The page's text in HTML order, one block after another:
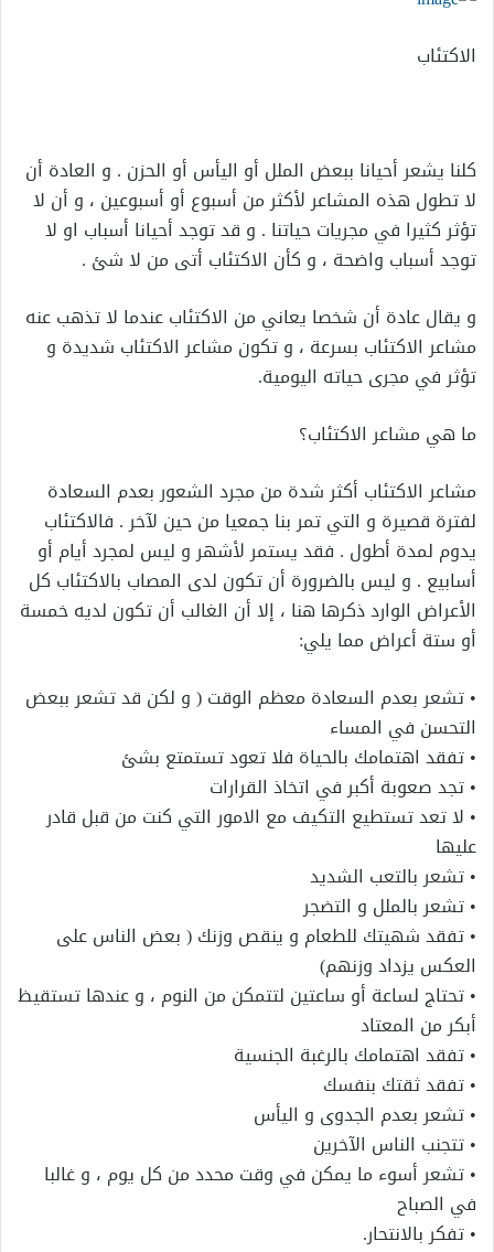
الاكتئاب
كلنا يشعر أحيانا ببعض الملل أو اليأس أو الحزن . و العادة أن
لا تطول هذه المشاعر لأكثر من أسبوع أو أسبوعين ، و أن لا
تؤثر كثيرا في مجريات حياتنا . و قد توجد أحيانا أسباب او لا
توجد أسباب واضحة ، و كأن الاكتئاب أتى من لا شئ .
و يقال عادة أن شخصا يعاني من الاكتئاب عندما لا تذهب عنه
مشاعر الاكتئاب بسرعة ، و تكون مشاعر الاكتئاب شديدة و
تؤثر في مجرى حياته اليومية.
ما هي مشاعر الاكتئاب؟
مشاعر الاكتئاب أكثر شدة من مجرد الشعور بعدم السعادة
لفترة قصيرة و التي تمر بنا جمعيا من حين لآخر . فالاكتئاب
يدوم لمدة أطول . فقد يستمر لأشهر و ليس لمجرد أيام أو
أسابيع . و ليس بالضرورة أن تكون لدى المصاب بالاكتئاب كل
الأعراض الوارد ذكرها هنا ، إلا أن الغالب أن تكون لديه خمسة
أو ستة أعراض مما يلي:
• تشعر بعدم السعادة معظم الوقت ( و لكن قد تشعر ببعض
التحسن في المساء
• تفقد اهتمامك بالحياة فلا تعود تستمتع بشئ
• تجد صعوبة أكبر في اتخاذ القرارات
• لا تعد تستطيع التكيف مع الامور التي كنت من قبل قادر
عليها
• تشعر بالتعب الشديد
• تشعر بالملل و التضجر
• تفقد شهيتك للطعام و ينقص وزنك ( بعض الناس على
العكس يزداد وزنهم)
• تحتاج لساعة أو ساعتين لتتمكن من النوم ، و عندها تستقيظ
أبكر من المعتاد
• تفقد اهتمامك بالرغبة الجنسية
• تفقد ثقتك بنفسك
• تشعر بعدم الجدوى و اليأس
• تتجنب الناس الآخرين
• تشعر أسوء ما يمكن في وقت محدد من كل يوم ، و غالبا
في الصباح
• تفكر بالانتحار.